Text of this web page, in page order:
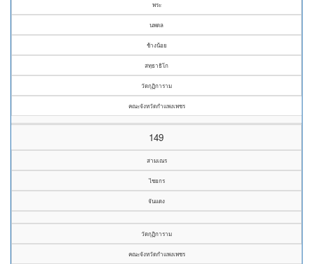
พระ
นพดล
ช้างน้อย
สทฺธาธิโก
วัดกุฏิการาม
คณะจังหวัดกำแพงเพชร
149
สามเณร
ไชยกร
จันแดง
วัดกุฏิการาม
คณะจังหวัดกำแพงเพชร